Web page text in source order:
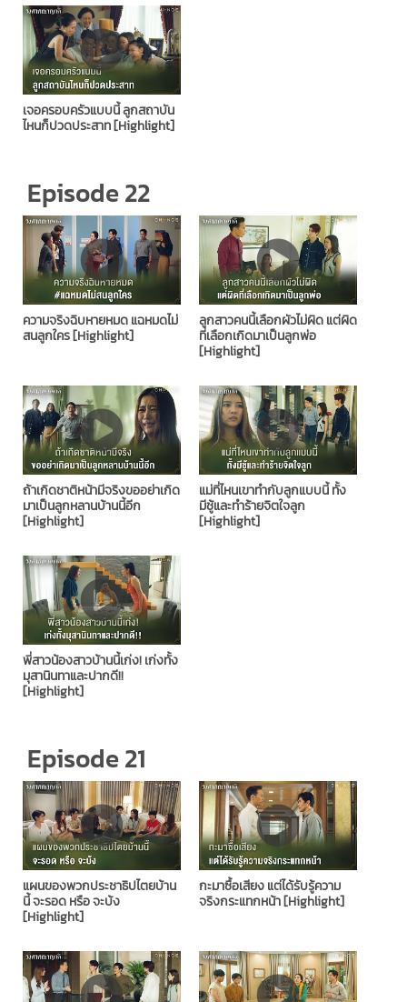
เจอครอบครัวแบบนี้ ลูกสถาบัน
ไหนก็ปวดประสาท [Highlight]
Episode 22
ความจริงฉิบหายหมด แฉหมดไม่
สนลูกใคร [Highlight]
ลูกสาวคนนี้เลือกผัวไม่ผิด แต่ผิด
ที่เลือกเกิดมาเป็นลูกพ่อ
[Highlight]
ถ้าเกิดชาติหน้ามีจริงขออย่าเกิด
มาเป็นลูกหลานบ้านนี้อีก
[Highlight]
แม่ที่ไหนเขาทำกับลูกแบบนี้ ทั้ง
มีชู้และทำร้ายจิตใจลูก
[Highlight]
พี่สาวน้องสาวบ้านนี้เก่ง! เก่งทั้ง
มุสานินทาและปากดี!!
[Highlight]
Episode 21
แผนของพวกประชาธิปไตยบ้าน
นี้ จะรอด หรือ จะบ้ง
[Highlight]
กะมาซื้อเสียง แต่ได้รับรู้ความ
จริงกระแทกหน้า [Highlight]